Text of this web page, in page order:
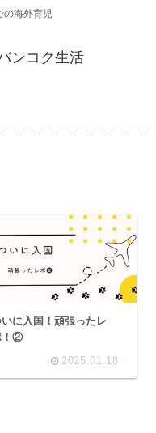
の海外育児
ンコク生活
に入国！頑張ったレ
！②
2025.01.18